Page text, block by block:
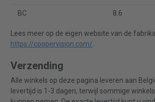
BC 8.6
Lees meer op de eigen website van de
https://coopervision.com/.
Verzending
Alle winkels op deze pagina leveren aan
levertijd is 1-3 dagen, terwijl sommige